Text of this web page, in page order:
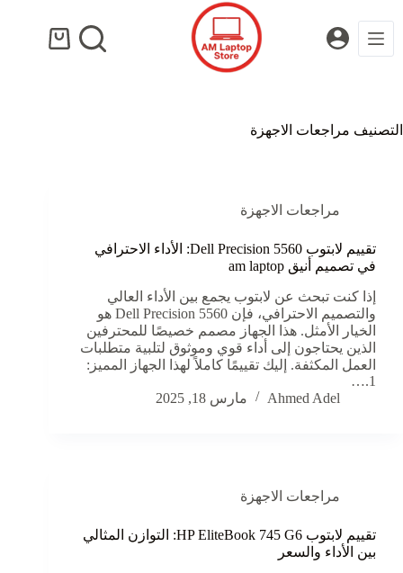
إلى
المحتوى
عربة
التصنيف مراجعات الاجهزة
مراجعات الاجهزة
تقييم لابتوب Dell Precision 5560: الأداء الاحترافي
في تصميم أنيق am laptop
إذا كنت تبحث عن لابتوب يجمع بين الأداء العالي
والتصميم الاحترافي، فإن Dell Precision 5560 هو
الخيار الأمثل. هذا الجهاز مصمم خصيصًا للمحترفين
الذين يحتاجون إلى أداء قوي وموثوق لتلبية متطلبات
العمل المكثفة. إليك تقييمًا كاملاً لهذا الجهاز المميز:
1.…
Ahmed Adel
مارس 18, 2025
مراجعات الاجهزة
تقييم لابتوب HP EliteBook 745 G6: التوازن المثالي
بين الأداء والسعر